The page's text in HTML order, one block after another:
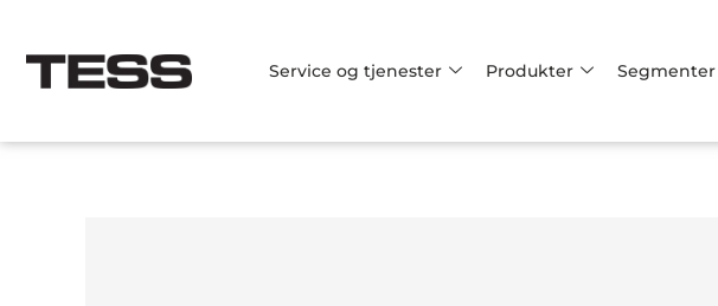
rett
Service og tjenester Produkter Segmenter